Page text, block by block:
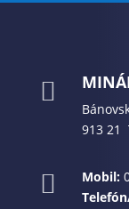

913 21
 Mobil: